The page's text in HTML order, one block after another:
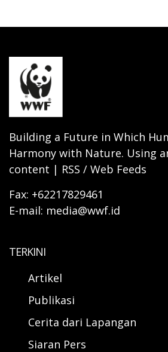
Building a Future in Which
Harmony with Nature. Using
content | RSS / Web Feeds
Fax: +62217829461
E-mail: media@wwf.id
TERKINI
Artikel
Publikasi
Cerita dari Lapangan
Siaran Pers